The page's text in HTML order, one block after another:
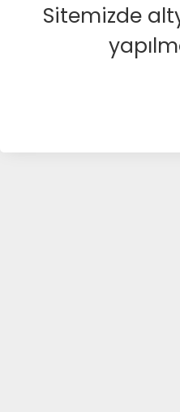
Sitemizde